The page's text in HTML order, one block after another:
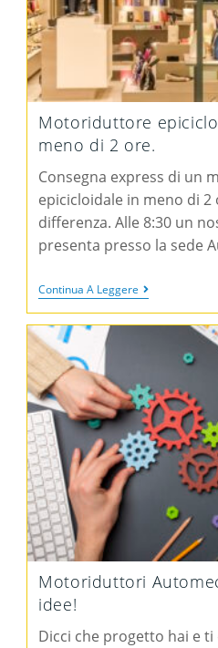
Motoriduttore
meno di 2 ore.
Consegna express di un
epicicloidale in meno di 2
differenza. Alle 8:30 un
presenta presso la sede
Continua A Leggere
Motoriduttori
idee!
Dicci che progetto hai e